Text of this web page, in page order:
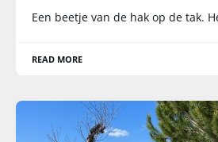
Een beetje van de hak op de tak.
READ MORE